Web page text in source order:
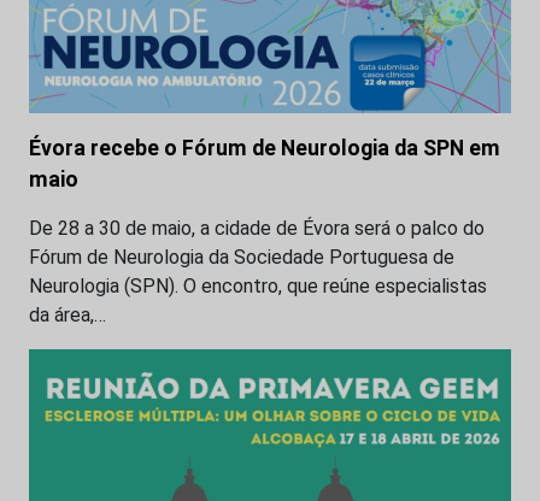
Évora recebe o Fórum de Neurologia da SPN em
maio
De 28 a 30 de maio, a cidade de Évora será o palco do
Fórum de Neurologia da Sociedade Portuguesa de
Neurologia (SPN). O encontro, que reúne especialistas
da área,…